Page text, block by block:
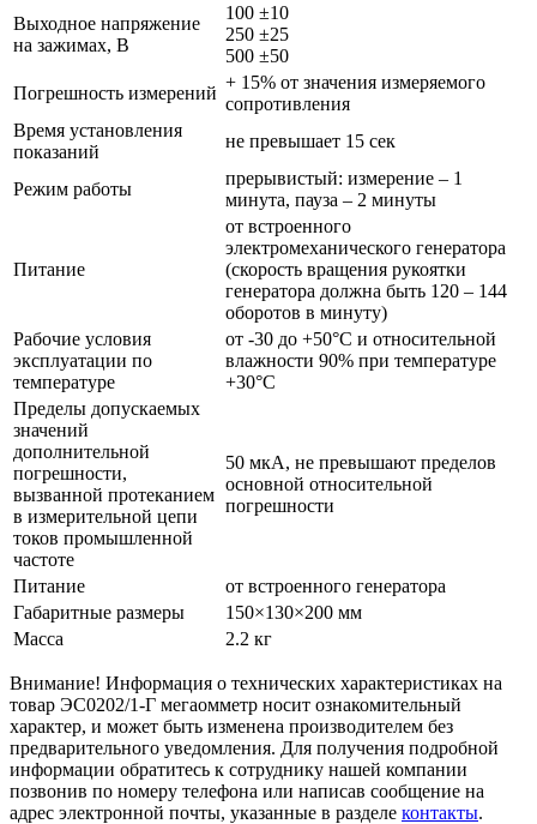
Выходное напряжение
на зажимах, В
100 ±10
250 ±25
500 ±50
Погрешность измерений
+ 15% от значения измеряемого
сопротивления
Время установления
показаний
не превышает 15 сек
Режим работы
прерывистый: измерение – 1
минута, пауза – 2 минуты
Питание
от встроенного
электромеханического генератора
(скорость вращения рукоятки
генератора должна быть 120 – 144
оборотов в минуту)
Рабочие условия
эксплуатации по
температуре
от -30 до +50°С и относительной
влажности 90% при температуре
+30°С
Пределы допускаемых
значений
дополнительной
погрешности,
вызванной протеканием
в измерительной цепи
токов промышленной
частоте
50 мкА, не превышают пределов
основной относительной
погрешности
Питание
от встроенного генератора
Габаритные размеры
150×130×200 мм
Масса
2.2 кг
Внимание! Информация о технических характеристиках на
товар ЭС0202/1-Г мегаомметр носит ознакомительный
характер, и может быть изменена производителем без
предварительного уведомления. Для получения подробной
информации обратитесь к сотруднику нашей компании
позвонив по номеру телефона или написав сообщение на
адрес электронной почты, указанные в разделе контакты.